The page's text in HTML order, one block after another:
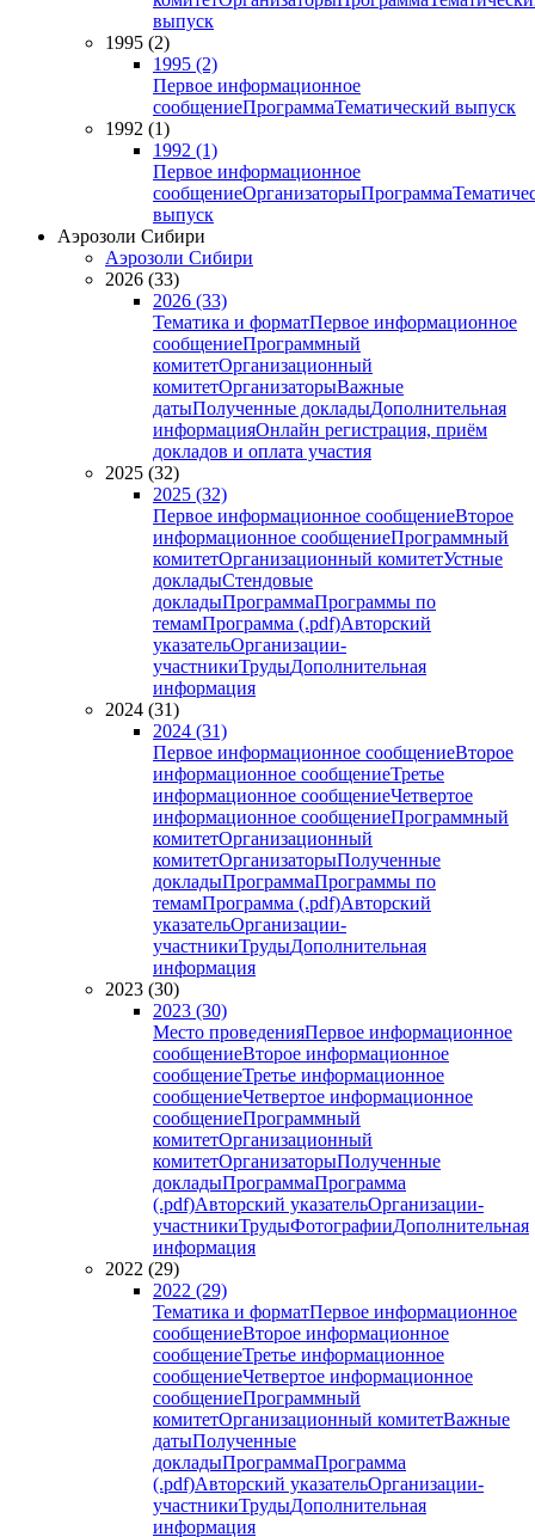
выпуск
1995 (2)
1995 (2)
Первое информационное
сообщениеПрограммаТематический выпуск
1992 (1)
1992 (1)
Первое информационное
сообщениеОрганизаторыПрограмма
выпуск
Аэрозоли Сибири
Аэрозоли Сибири
2026 (33)
2026 (33)
Тематика и форматПервое информационное
сообщениеПрограммный
комитетОрганизационный
комитетОрганизаторыВажные
датыПолученные докладыДополнительная
информацияОнлайн регистрация, приём
докладов и оплата участия
2025 (32)
2025 (32)
Первое информационное сообщениеВторое
информационное сообщениеПрограммный
комитетОрганизационный комитетУстные
докладыСтендовые
докладыПрограммаПрограммы по
темамПрограмма (.pdf)Авторский
указательОрганизации-
участникиТрудыДополнительная
информация
2024 (31)
2024 (31)
Первое информационное сообщениеВторое
информационное сообщениеТретье
информационное сообщениеЧетвертое
информационное сообщениеПрограммный
комитетОрганизационный
комитетОрганизаторыПолученные
докладыПрограммаПрограммы по
темамПрограмма (.pdf)Авторский
указательОрганизации-
участникиТрудыДополнительная
информация
2023 (30)
2023 (30)
Место проведенияПервое информационное
сообщениеВторое информационное
сообщениеТретье информационное
сообщениеЧетвертое информационное
сообщениеПрограммный
комитетОрганизационный
комитетОрганизаторыПолученные
докладыПрограммаПрограмма
(.pdf)Авторский указательОрганизации-
участникиТрудыФотографииДополнительная
информация
2022 (29)
2022 (29)
Тематика и форматПервое информационное
сообщениеВторое информационное
сообщениеТретье информационное
сообщениеЧетвертое информационное
сообщениеПрограммный
комитетОрганизационный комитетВажные
датыПолученные
докладыПрограммаПрограмма
(.pdf)Авторский указательОрганизации-
участникиТрудыДополнительная
информация